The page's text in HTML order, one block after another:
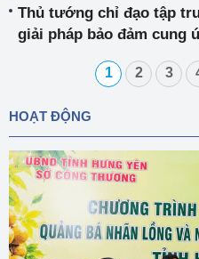
Thủ tướng chỉ đạo tập
giải pháp bảo đảm cung
1 2 3
HOẠT ĐỘNG